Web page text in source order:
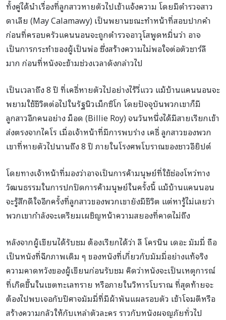
ทั้งคู่ได้นำเรื่องที่ลูกสาวหายตัวไปเข้าแจ้งความ โดยมีตำรวจสาว
ดาเลีย (May Calamawy) เป็นพยานขณะทำหน้าที่สอบปากคำ
ก่อนที่ครอบครัวแคนนอนจะถูกตำรวจอาวุโสพูดหมิ่นว่า อาจ
เป็นการกระทำของผู้เป็นพ่อ ซึ่งสร้างความไม่พอใจต่อตัวชาร์ลี
มาก ก่อนที่หนังจะข้ามช่วงเวลาดังกล่าวไป
เป็นเวลาถึง 8 ปี ที่เคธี่หายตัวไปอย่างไร้วี่แวว แม้บ้านแคนนอนจะ
พยามใช้ชีวิตต่อไปในรัฐนิวเม็กซิโก โดยปัจจุบันพวกเขาก็มี
ลูกสาวอีกคนอย่าง ม็อด (Billie Roy) จนวันหนึ่งได้มีสายเรียกเข้า
ส่งตรงจากไคโร เมื่อเจ้าหน้าที่มีการพบร่าง เคธี่ ลูกสาวของพวก
เขาที่หายตัวไปนานถึง 8 ปี ภายในโรงศพโบราณของชาวอียิปต์
โดยทางเจ้าหน้าที่มองว่าอาจเป็นการค้ามนุษย์ที่ใช้ช่องโหว่ทาง
วัฒนธรรมในการปกปิดการค้ามนุษย์ในครั้งนี้ แม้บ้านแคนนอน
จะรู้สึกดีใจอีกครั้งที่ลูกสาวของพวกเขายังมีชีวิต แต่หารู้ไม่เลยว่า
พวกเขากำลังจะเตรียมเผชิญหน้าความสยองที่คาดไม่ถึง
หลังจากผู้เขียนได้รับชม ต้องเรียกได้ว่า ลี โครนิน เดอะ มัมมี่ ถือ
เป็นหนังที่ฉีกภาพเดิม ๆ ของหนังที่เกี่ยวกับมัมมี่อย่างแท้จริง
ความคาดหวังของผู้เขียนก่อนรับชม คิดว่าหนังจะเป็นเหตุการณ์
ที่เกิดขึ้นในเขตทะเลทราย หรือภายในวิหารโบราณ ที่สุดท้ายจะ
ต้องไปพบเจอกับปีศาจมัมมี่ที่มีผ้าพันแผลรอบตัว เข้าโจมตีหรือ
สร้างความกลัวให้กับเหล่าตัวละคร ราวกับหนังผจญภัยทั่วไป